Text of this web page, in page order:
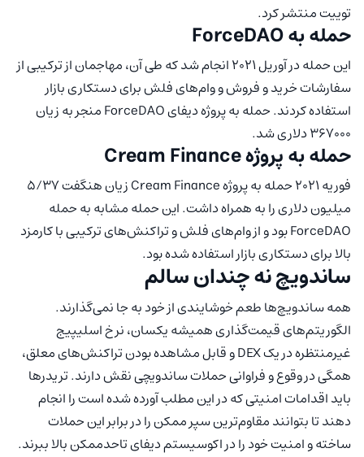
توییت منتشر کرد.
حمله به ForceDAO
این حمله در آوریل ۲۰۲۱ انجام شد که طی آن، مهاجمان از ترکیبی از
سفارشات خرید و فروش و وام‌های فلش برای دستکاری بازار
استفاده کردند. حمله به پروژه دیفای ForceDAO منجر به زیان
۳۶۷۰۰۰ دلاری شد.
حمله به پروژه Cream Finance
فوریه ۲۰۲۱ حمله به پروژه Cream Finance زیان هنگفت ۵/۳۷
میلیون دلاری را به همراه داشت. این حمله مشابه به حمله
ForceDAO بود و از وام‌های فلش و تراکنش‌های ترکیبی با کارمزد
بالا برای دستکاری بازار استفاده شده بود.
ساندویچ نه چندان سالم
همه ساندویچ‌ها طعم خوشایندی از خود به جا نمی‌گذارند.
الگوریتم‌های قیمت‌گذاری همیشه یکسان، نرخ اسلیپیج
غیرمنتظره در یک DEX و قابل مشاهده بودن تراکنش‌های معلق،
همگی در وقوع و فراوانی حملات ساندویچی نقش دارند. تریدرها
باید اقدامات امنیتی که در این مطلب آورده شده است را انجام
دهند تا بتوانند مقاوم‌ترین سپر ممکن را در برابر این حملات
ساخته و امنیت خود را در اکوسیستم دیفای تاحدممکن بالا ببرند.